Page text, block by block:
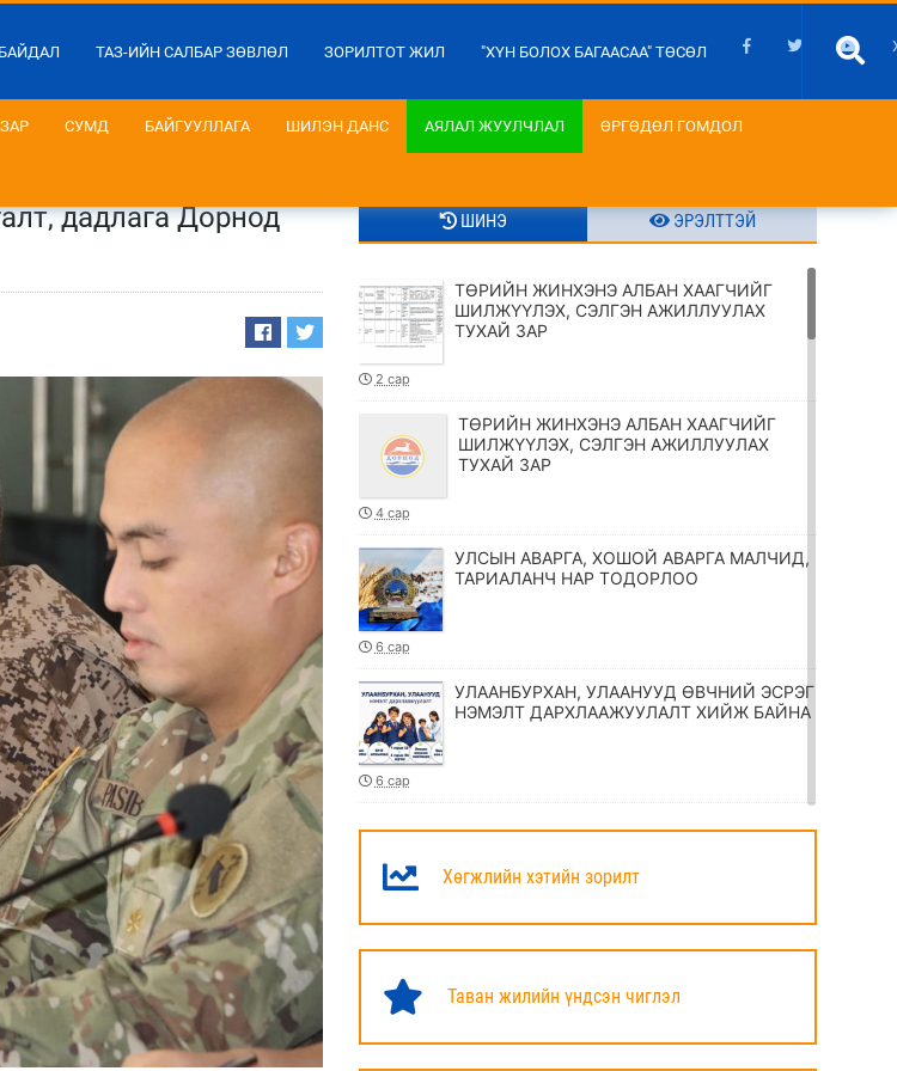
ТАЗ-ИЙН САЛБАР ЗӨВЛӨЛ ЗОРИЛТОТ ЖИЛ "ХҮН БОЛОХ БАГААСАА" ТӨСӨЛ
СУМД БАЙГУУЛЛАГА ШИЛЭН ДАНС АЯЛАЛ ЖУУЛЧЛАЛ ӨРГӨДӨЛ ГОМДОЛ
дадлага Дорнод
ШИНЭ ЭРЭЛТТЭЙ
ТӨРИЙН ЖИНХЭНЭ АЛБАН ХААГЧИЙГ
ШИЛЖҮҮЛЭХ, СЭЛГЭН АЖИЛЛУУЛАХ
ТУХАЙ ЗАР
2 сар
ТӨРИЙН ЖИНХЭНЭ АЛБАН ХААГЧИЙГ
ШИЛЖҮҮЛЭХ, СЭЛГЭН АЖИЛЛУУЛАХ
ТУХАЙ ЗАР
4 сар
УЛСЫН АВАРГА, ХОШОЙ АВАРГА МАЛЧИД,
ТАРИАЛАНЧ НАР ТОДОРЛОО
6 сар
УЛААНБУРХАН, УЛААНУУД ӨВЧНИЙ ЭСРЭГ
НЭМЭЛТ ДАРХЛААЖУУЛАЛТ ХИЙЖ БАЙНА
6 сар
ТӨРИЙН ЖИНХЭНЭ АЛБАН ХААГЧИЙГ
ТУХАЙ ЗАР
ХӨШӨӨНД ЦЭЦЭГ ӨРГӨЛӨӨ
6 сар
Хөгжлийн хэтийн зорилт
Таван жилийн үндсэн чиглэл